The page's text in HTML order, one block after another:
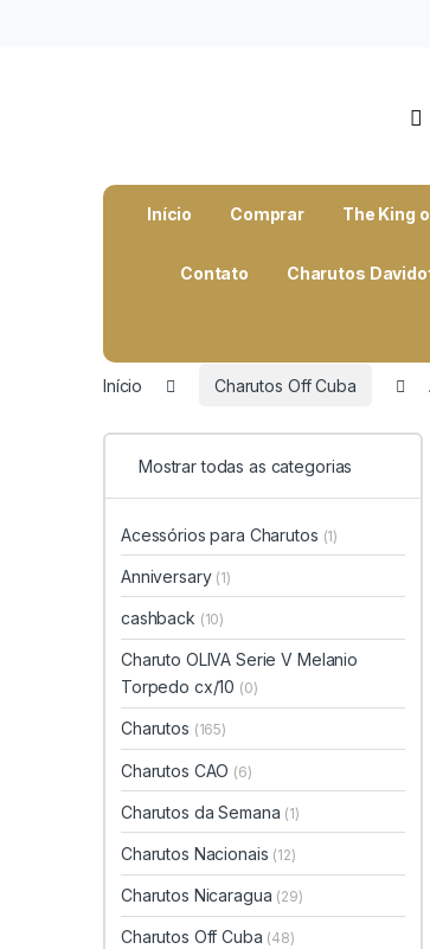
Início Comprar The King
Contato Charutos
Início Charutos Off Cuba
Mostrar todas as categorias
Acessórios para Charutos (1)
Anniversary (1)
cashback (10)
Charuto OLIVA Serie V Melanio
Torpedo cx/10 (0)
Charutos (165)
Charutos CAO (6)
Charutos da Semana (1)
Charutos Nacionais (12)
Charutos Nicaragua (29)
Charutos Off Cuba (48)